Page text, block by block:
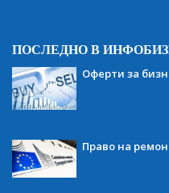
ПОСЛЕДНО В
Оферти за
Право на